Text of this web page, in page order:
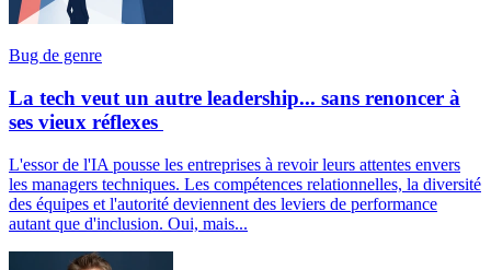
Bug de genre
La tech veut un autre leadership... sans renoncer à
ses vieux réflexes
L'essor de l'IA pousse les entreprises à revoir leurs attentes envers
les managers techniques. Les compétences relationnelles, la diversité
des équipes et l'autorité deviennent des leviers de performance
autant que d'inclusion. Oui, mais...